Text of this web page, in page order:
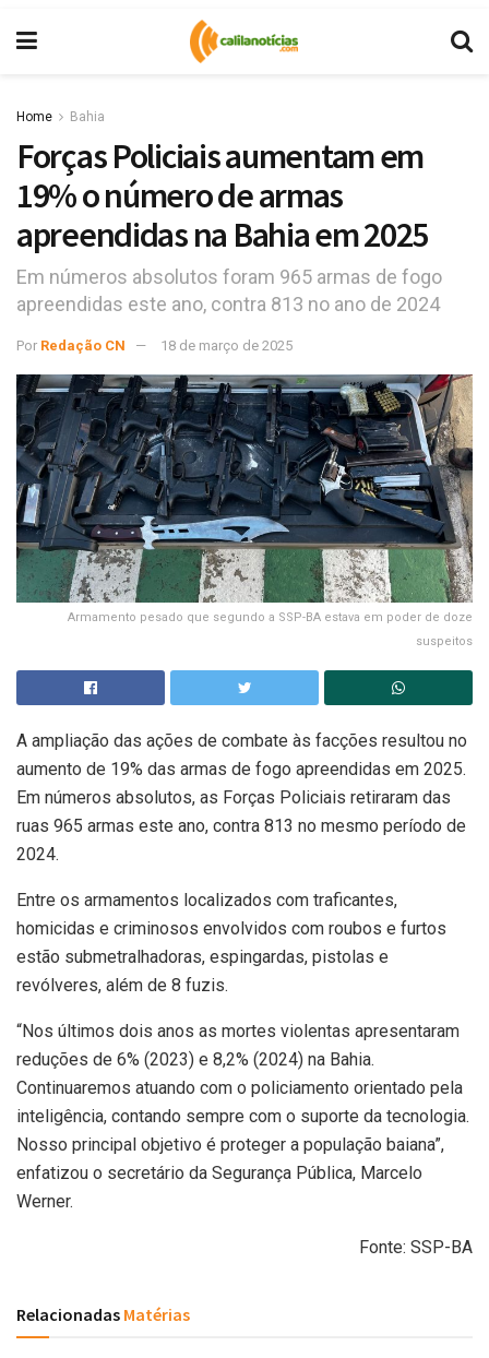
Home Bahia
Forças Policiais aumentam em
19% o número de armas
apreendidas na Bahia em 2025
Em números absolutos foram 965 armas de fogo
apreendidas este ano, contra 813 no ano de 2024
Por Redação CN 18 de março de 2025
Armamento pesado que segundo a SSP-BA estava em poder de doze
suspeitos
A ampliação das ações de combate às facções resultou no
aumento de 19% das armas de fogo apreendidas em 2025.
Em números absolutos, as Forças Policiais retiraram das
ruas 965 armas este ano, contra 813 no mesmo período de
2024.
Entre os armamentos localizados com traficantes,
homicidas e criminosos envolvidos com roubos e furtos
estão submetralhadoras, espingardas, pistolas e
revólveres, além de 8 fuzis.
“Nos últimos dois anos as mortes violentas apresentaram
reduções de 6% (2023) e 8,2% (2024) na Bahia.
Continuaremos atuando com o policiamento orientado pela
inteligência, contando sempre com o suporte da tecnologia.
Nosso principal objetivo é proteger a população baiana”,
enfatizou o secretário da Segurança Pública, Marcelo
Werner.
Fonte: SSP-BA
Relacionadas Matérias